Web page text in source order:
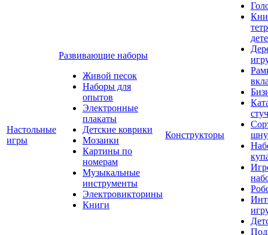
Настольные
игры
Развивающие наборы
Живой песок
Наборы для
опытов
Электронные
плакаты
Детские коврики
Мозаики
Картины по
номерам
Музыкальные
инструменты
Электровикторины
Книги
Конструкторы